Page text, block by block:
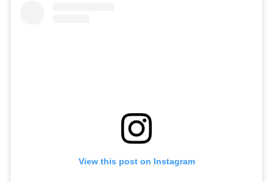
View this post on Instagram